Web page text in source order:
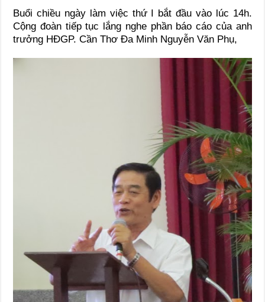
Buổi chiều ngày làm việc thứ I bắt đầu vào lúc 14h.
Cộng đoàn tiếp tục lắng nghe phần báo cáo của anh
trưởng HĐGP. Cần Thơ Đa Minh Nguyễn Văn Phụ,